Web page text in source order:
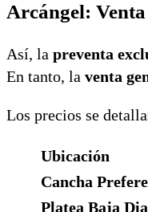
Arcángel:
Así, la preventa
En tanto, la venta
Los precios se
Ubicación
Cancha
Platea Baja